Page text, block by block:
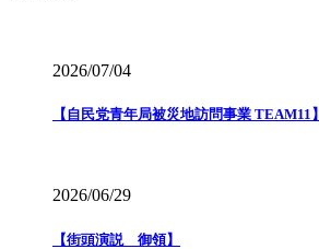
2026/07/04
【自民党青年局被災地訪問事業 TEAM11】
2026/06/29
【街頭演説 御領】